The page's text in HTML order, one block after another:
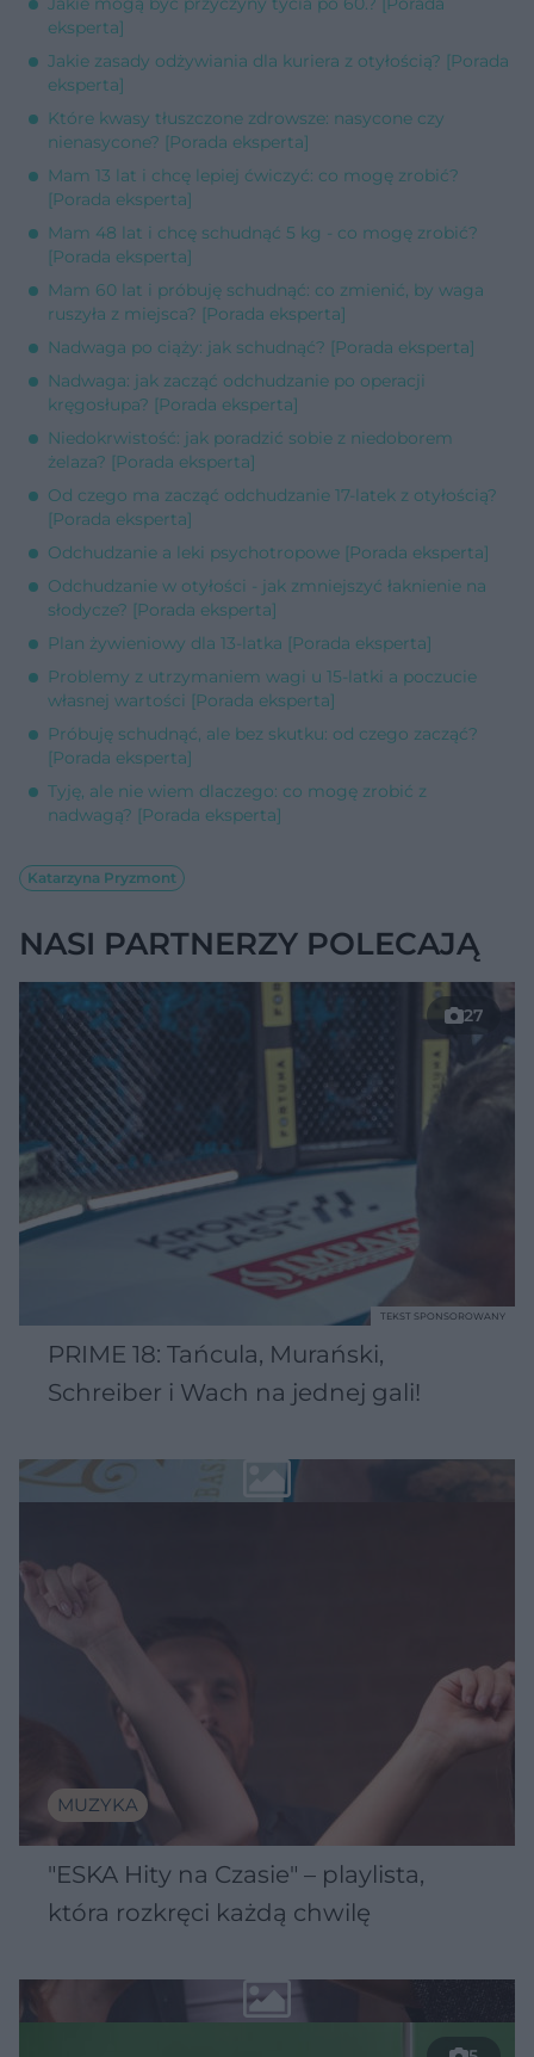
eksperta]
Jakie zasady odżywiania dla kuriera z otyłością? [Porada
eksperta]
Które kwasy tłuszczone zdrowsze: nasycone czy
nienasycone? [Porada eksperta]
Mam 13 lat i chcę lepiej ćwiczyć: co mogę zrobić?
[Porada eksperta]
Mam 48 lat i chcę schudnąć 5 kg - co mogę zrobić?
[Porada eksperta]
Mam 60 lat i próbuję schudnąć: co zmienić, by waga
ruszyła z miejsca? [Porada eksperta]
Nadwaga po ciąży: jak schudnąć? [Porada eksperta]
Nadwaga: jak zacząć odchudzanie po operacji
kręgosłupa? [Porada eksperta]
Niedokrwistość: jak poradzić sobie z niedoborem
żelaza? [Porada eksperta]
Od czego ma zacząć odchudzanie 17-latek z otyłością?
[Porada eksperta]
Odchudzanie a leki psychotropowe [Porada eksperta]
Odchudzanie w otyłości - jak zmniejszyć łaknienie na
słodycze? [Porada eksperta]
Plan żywieniowy dla 13-latka [Porada eksperta]
Problemy z utrzymaniem wagi u 15-latki a poczucie
własnej wartości [Porada eksperta]
Próbuję schudnąć, ale bez skutku: od czego zacząć?
[Porada eksperta]
Tyję, ale nie wiem dlaczego: co mogę zrobić z
nadwagą? [Porada eksperta]
Katarzyna Pryzmont
NASI PARTNERZY POLECAJĄ
27
PRIME 18: Tańcula, Murański,
Schreiber i Wach na jednej gali!
TEKST SPONSOROWANY
MUZYKA
"ESKA Hity na Czasie" – playlista,
która rozkręci każdą chwilę